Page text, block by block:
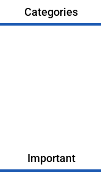
Categories
Important